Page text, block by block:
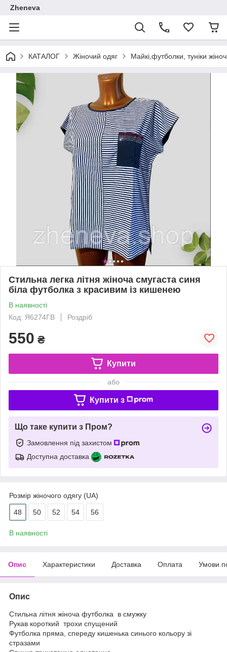
Zheneva
КАТАЛОГ Жіночий одяг Майкі,футболки, туніки
Стильна легка літня жіноча смугаста синя
біла футболка з красивим із кишенею
В наявності
Код: Я6274ГВ
Роздріб
550 ₴
Купити
або
Купити з
Що таке купити з Пром?
Замовлення під захистом
Доступна доставка
Розмір жіночого одягу (UA)
48 50 52 54 56
В наявності
Опис Характеристики Доставка Оплата Умови
Опис
Стильна літня жіноча футболка в смужку
Рукав короткий трохи спущений
Футболка пряма, спереду кишенька синього кольору зі
стразами